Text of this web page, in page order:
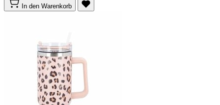
In den Warenkorb